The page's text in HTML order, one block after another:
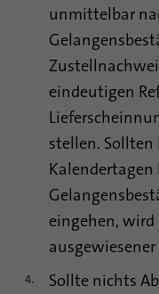
unmittelbar
eindeutigen
stellen. Sollten
eingehen,
Sollte nichts
Name
Anbieter
Mit